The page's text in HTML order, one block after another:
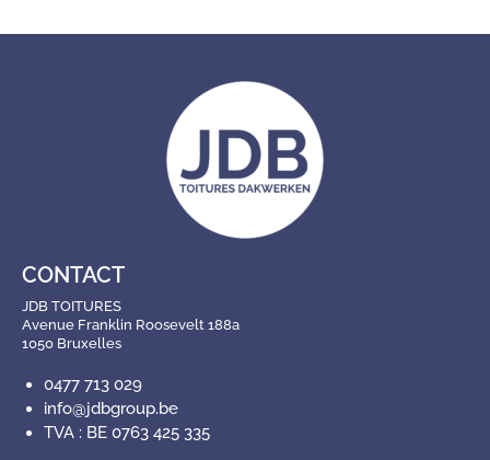
CONTACT
JDB TOITURES
Avenue Franklin Roosevelt 188a
1050 Bruxelles
0477 713 029
info@jdbgroup.be
TVA : BE 0763 425 335